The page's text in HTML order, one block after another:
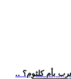
بأم كلثوم؟